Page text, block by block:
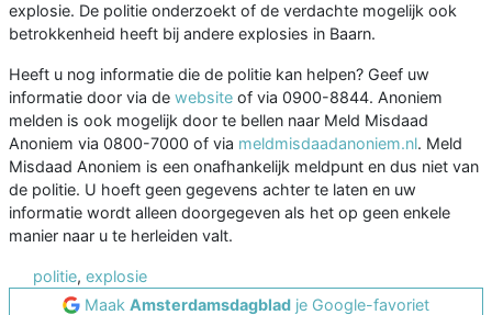
explosie. De politie onderzoekt of de verdachte mogelijk ook
betrokkenheid heeft bij andere explosies in Baarn.
Heeft u nog informatie die de politie kan helpen? Geef uw
informatie door via de website of via 0900-8844. Anoniem
melden is ook mogelijk door te bellen naar Meld Misdaad
Anoniem via 0800-7000 of via meldmisdaadanoniem.nl. Meld
Misdaad Anoniem is een onafhankelijk meldpunt en dus niet van
de politie. U hoeft geen gegevens achter te laten en uw
informatie wordt alleen doorgegeven als het op geen enkele
manier naar u te herleiden valt.
politie, explosie
Maak Amsterdamsdagblad je Google-favoriet